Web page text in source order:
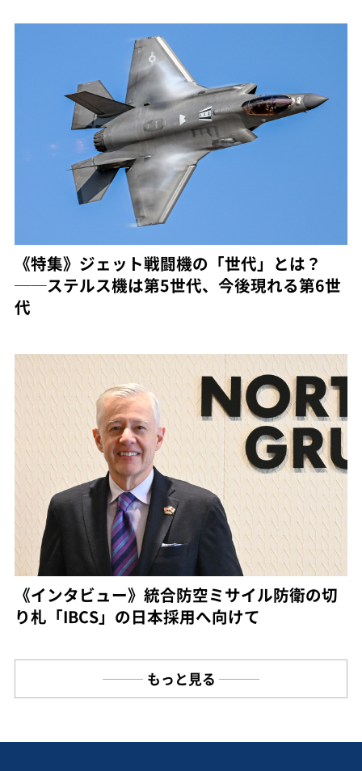
《特集》ジェット戦闘機の「世代」とは？
──ステルス機は第5世代、今後現れる第6世
代
《インタビュー》統合防空ミサイル防衛の切
り札「IBCS」の日本採用へ向けて
もっと見る